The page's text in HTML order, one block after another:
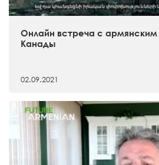
Онлайн встреча с
Канады
02.09.2021